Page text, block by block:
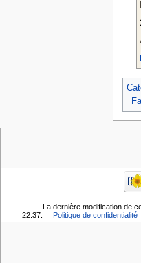
La dernière modification de
22:37.
Politique de confidentialité